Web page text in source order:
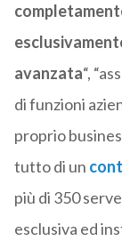
avanzata“,
di funzioni
proprio
tutto di un
più di 350
esclusiva ed